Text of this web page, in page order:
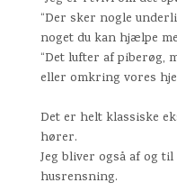
“Der sker nogle
noget du kan hjælpe
“Det lufter af piberøg,
eller omkring vores
Det er helt klassiske
hører.
Jeg bliver også af og
husrensning.